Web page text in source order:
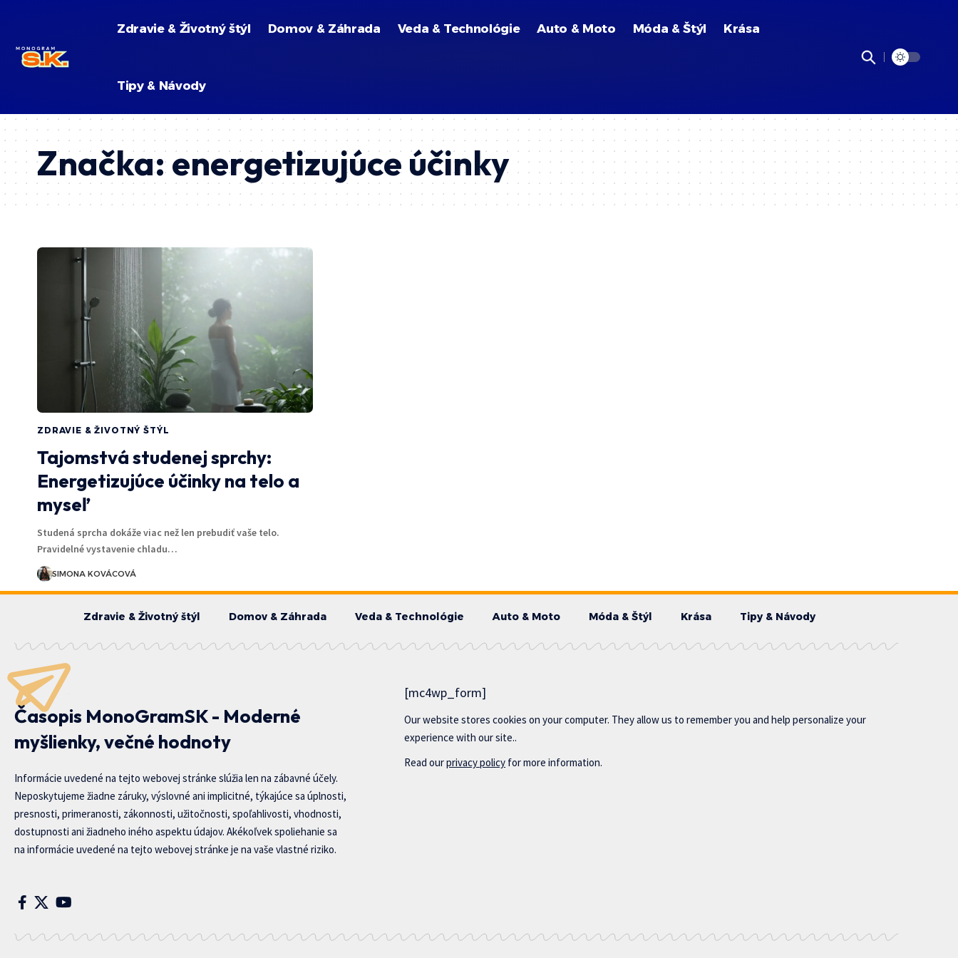
Zdravie & Životný štýl Domov & Záhrada Veda & Technológie Auto & Moto Móda & Štýl Krása
Tipy & Návody
Značka:energetizujúce účinky
ZDRAVIE & ŽIVOTNÝ ŠTÝL
Tajomstvá studenej sprchy:
Energetizujúce účinky na telo a
myseľ
Studená sprcha dokáže viac než len prebudiť vaše telo.
Pravidelné vystavenie chladu…
SIMONA KOVÁCOVÁ
Zdravie & Životný štýl Domov & Záhrada Veda & Technológie Auto & Moto Móda & Štýl Krása Tipy & Návody
Časopis MonoGramSK - Moderné
myšlienky, večné hodnoty
Informácie uvedené na tejto webovej stránke slúžia len na zábavné účely.
Neposkytujeme žiadne záruky, výslovné ani implicitné, týkajúce sa úplnosti,
presnosti, primeranosti, zákonnosti, užitočnosti, spoľahlivosti, vhodnosti,
dostupnosti ani žiadneho iného aspektu údajov. Akékoľvek spoliehanie sa
na informácie uvedené na tejto webovej stránke je na vaše vlastné riziko.
[mc4wp_form]
Our website stores cookies on your computer. They allow us to remember you and help personalize your
experience with our site..
Read ourprivacy policy for more information.